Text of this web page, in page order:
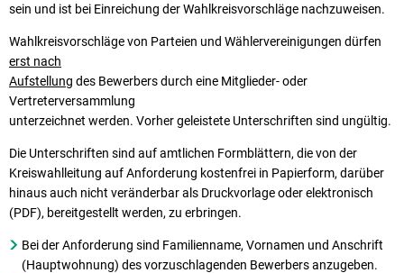
sein und ist bei Einreichung der Wahlkreisvorschläge nachzuweisen.
Wahlkreisvorschläge von Parteien und Wählervereinigungen dürfen
erst nach
Aufstellung des Bewerbers durch eine Mitglieder- oder
Vertreterversammlung
unterzeichnet werden. Vorher geleistete Unterschriften sind ungültig.
Die Unterschriften sind auf amtlichen Formblättern, die von der
Kreiswahlleitung auf Anforderung kostenfrei in Papierform, darüber
hinaus auch nicht veränderbar als Druckvorlage oder elektronisch
(PDF), bereitgestellt werden, zu erbringen.
Bei der Anforderung sind Familienname, Vornamen und Anschrift
(Hauptwohnung) des vorzuschlagenden Bewerbers anzugeben.